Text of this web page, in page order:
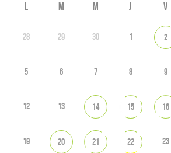
L M M J V
28 29 30 1 2
5 6 7 8 9
12 13 14 15 16
19 20 21 22 23